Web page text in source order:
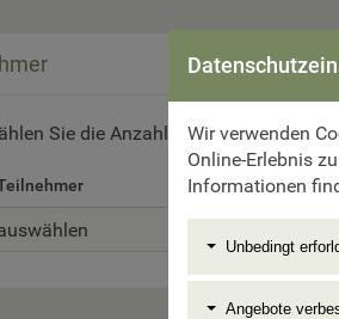
Sie die Anzahl derWir verwenden
Online-Erlebnis
Informationen
Unbedingt
Angebote